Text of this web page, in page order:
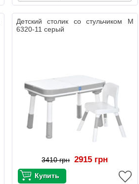
Детский столик со стульчиком M
6320-11 серый
3410 грн 2915 грн